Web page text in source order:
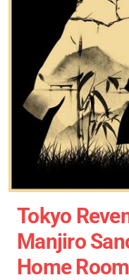
Tokyo
Manjiro
Home